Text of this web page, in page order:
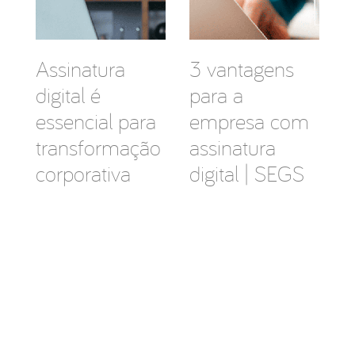
Assinatura
digital é
essencial para
transformação
corporativa
3 vantagens
para a
empresa com
assinatura
digital | SEGS